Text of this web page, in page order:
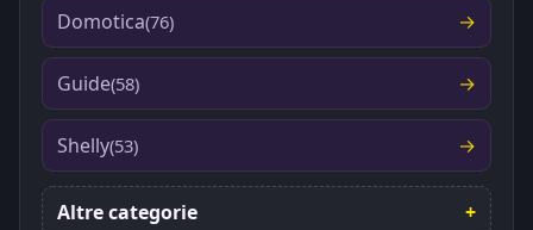
Domotica(76)
Guide(58)
Shelly(53)
Altre categorie